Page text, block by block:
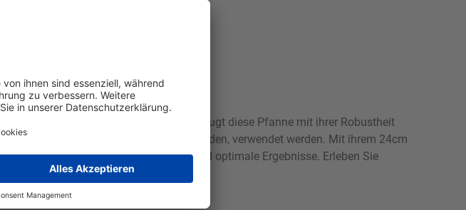
hochwertigem Edelstahl 18/10, überzeugt diese Pfanne mit ihrer Robustheit
Herdarten, einschließlich Induktionsherden, verwendet werden. Mit ihrem 24cm
steht für einfache Handhabung und optimale Ergebnisse. Erleben Sie
Bratpfanne überzeugen.